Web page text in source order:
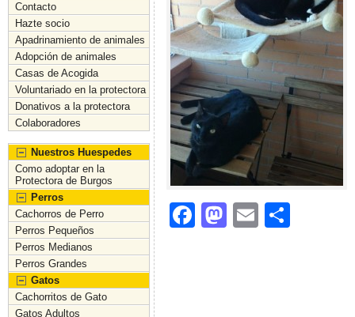
Contacto
Hazte socio
Apadrinamiento de animales
Adopción de animales
Casas de Acogida
Voluntariado en la protectora
Donativos a la protectora
Colaboradores
Nuestros Huespedes
Como adoptar en la
Protectora de Burgos
Perros
Cachorros de Perro
Perros Pequeños
Perros Medianos
Perros Grandes
Gatos
Cachorritos de Gato
Gatos Adultos
F
M
E